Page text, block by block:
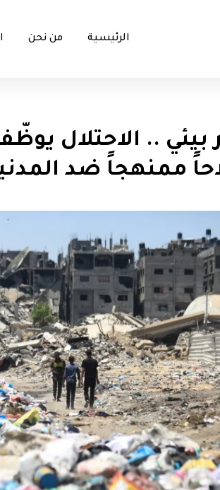
الرئيسية من نحن
.. الاحتلال
ممنهجاً ضد